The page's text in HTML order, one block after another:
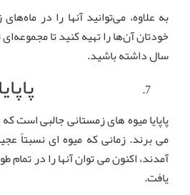
به علاوه، می‌توانید آنها را در
خودتان آن‌ها را تهیه کنید تا
سال داشته باشید.
پاپایا
پاپایا میوه های زمستانی جالبی
می برند. زمانی که میوه ای نسبتاً
آمدند، اکنون می توان آنها را در
یافت.